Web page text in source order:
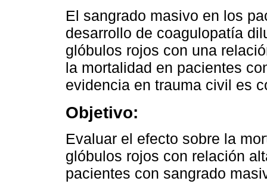
El sangrado masivo en los
desarrollo de coagulopatía
glóbulos rojos con una
la mortalidad en pacientes
evidencia en trauma civil es
Objetivo:
Evaluar el efecto sobre la
glóbulos rojos con relación
pacientes con sangrado